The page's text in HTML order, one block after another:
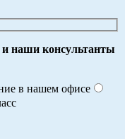
наши консультанты
в нашем офисе